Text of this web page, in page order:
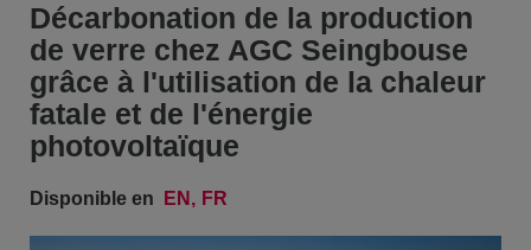
Décarbonation de la production
de verre chez AGC Seingbouse
grâce à l'utilisation de la chaleur
fatale et de l'énergie
photovoltaïque
Disponible en EN FR